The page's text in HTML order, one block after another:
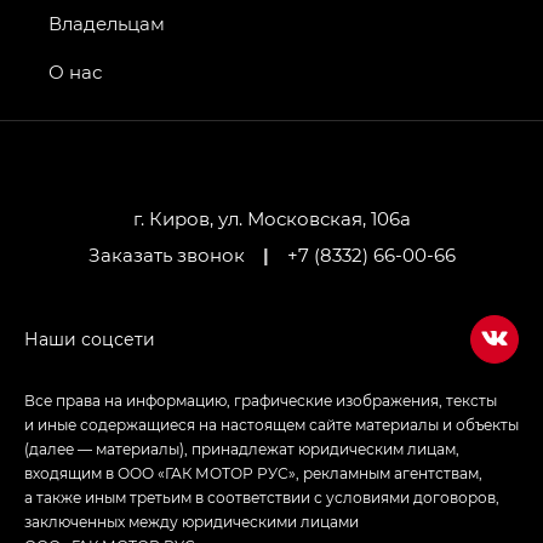
GT, Джи Эль — GL
GS4 — Джи Эс 4 (GS4) в комплектациях Джи Би
привод — GB AWD, Джи Эль Полный привод —
Джи Ти — GT, Джи Икс — GX,
LOUNGE
Джи Эс — GS, Джи Эль с элементы экстерьера
г. Киров, ул. Московская, 106а
Заказать звонок
| +7 (8332) 66-00-66
Владельцам
О нас
Все права на информацию, графические изображения, тексты
и иные содержащиеся на настоящем сайте материалы и объекты
(далее — материалы), принадлежат юридическим лицам,
входящим в ООО «ГАК МОТОР РУС», рекламным агентствам,
а также иным третьим в соответствии с условиями договоров,
заключенных между юридическими лицами